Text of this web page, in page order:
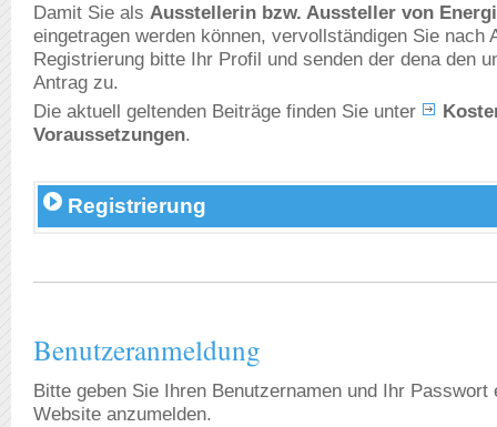
Damit Sie als Ausstellerin bzw. Aussteller von
eingetragen werden können, vervollständigen Sie nach
Registrierung bitte Ihr Profil und senden der dena den
Antrag zu.
Die aktuell geltenden Beiträge finden Sie unter
Voraussetzungen.
Registrierung
Benutzeranmeldung
Bitte geben Sie Ihren Benutzernamen und Ihr
Website anzumelden.